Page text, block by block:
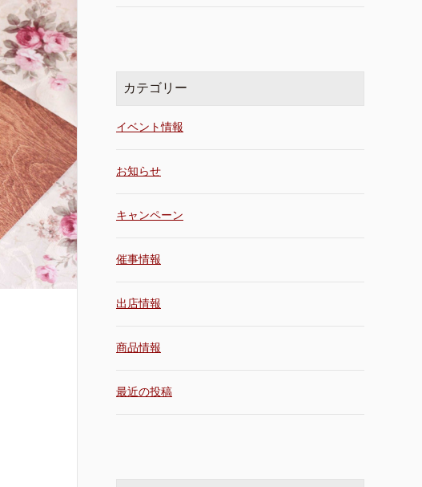
カテゴリー
イベント情報
お知らせ
キャンペーン
催事情報
出店情報
商品情報
最近の投稿